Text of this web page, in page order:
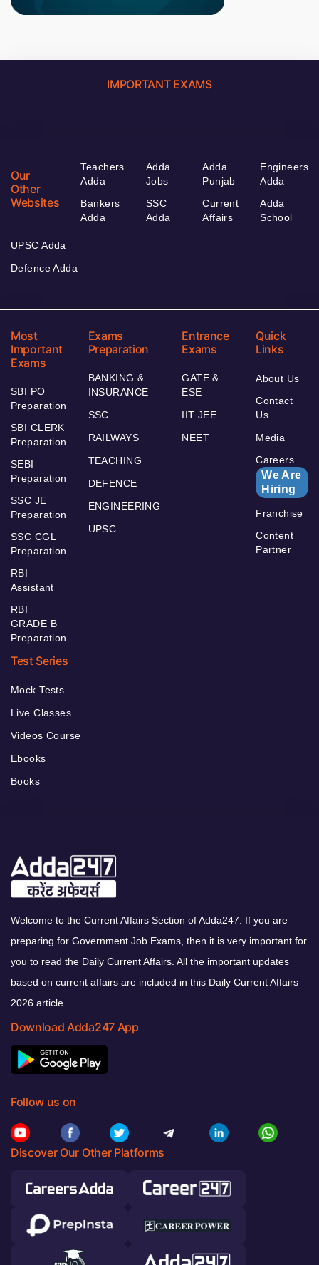
IMPORTANT EXAMS
Our
Other
Websites
Teachers
Adda
Bankers
Adda
Adda
Jobs
SSC
Adda
Adda
Punjab
Current
Affairs
Engineers
Adda
Adda
School
UPSC Adda
Defence Adda
Most
Important
Exams
SBI PO
Preparation
SBI CLERK
Preparation
SEBI
Preparation
SSC JE
Preparation
SSC CGL
Preparation
RBI
Assistant
RBI
GRADE B
Preparation
Exams
Preparation
BANKING &
INSURANCE
SSC
RAILWAYS
TEACHING
DEFENCE
ENGINEERING
UPSC
Entrance
Exams
GATE &
ESE
IIT JEE
NEET
Quick
Links
About Us
Contact
Us
Media
Careers
We Are
Hiring
Franchise
Content
Partner
Test Series
Mock Tests
Live Classes
Videos Course
Ebooks
Books
Welcome to the Current Affairs Section of Adda247. If you are
preparing for Government Job Exams, then it is very important for
you to read the Daily Current Affairs. All the important updates
based on current affairs are included in this Daily Current Affairs
2026 article.
Download Adda247 App
Follow us on
Discover Our Other Platforms